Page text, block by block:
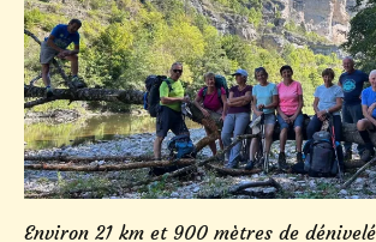
Environ 21 km et 900 mètres de